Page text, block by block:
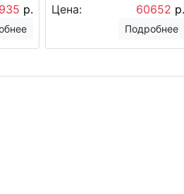
р. Цена: 60652 р.
Подробнее